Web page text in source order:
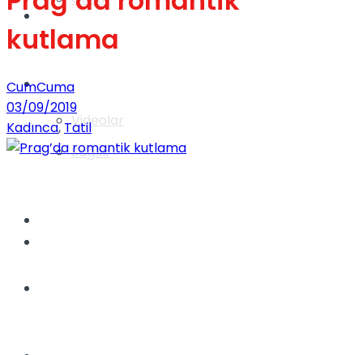
Videolar
Gündem
Yaşam
Sağlık
kutlama
CumCuma
03/09/2019
Kadınca,Tatil